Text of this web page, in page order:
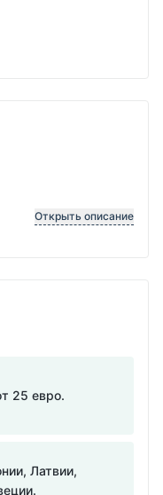
Открыть описание
25 евро.
Латвии,